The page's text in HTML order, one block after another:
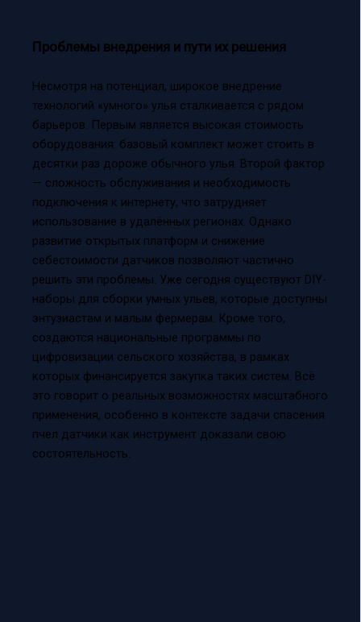
Проблемы внедрения и пути их решения
Несмотря на потенциал, широкое внедрение
технологий «умного» улья сталкивается с рядом
барьеров. Первым является высокая стоимость
оборудования: базовый комплект может стоить в
десятки раз дороже обычного улья. Второй фактор
— сложность обслуживания и необходимость
подключения к интернету, что затрудняет
использование в удалённых регионах. Однако
развитие открытых платформ и снижение
себестоимости датчиков позволяют частично
решить эти проблемы. Уже сегодня существуют DIY-
наборы для сборки умных ульев, которые доступны
энтузиастам и малым фермерам. Кроме того,
создаются национальные программы по
цифровизации сельского хозяйства, в рамках
которых финансируется закупка таких систем. Всё
это говорит о реальных возможностях масштабного
применения, особенно в контексте задачи спасения
пчел датчики как инструмент доказали свою
состоятельность.